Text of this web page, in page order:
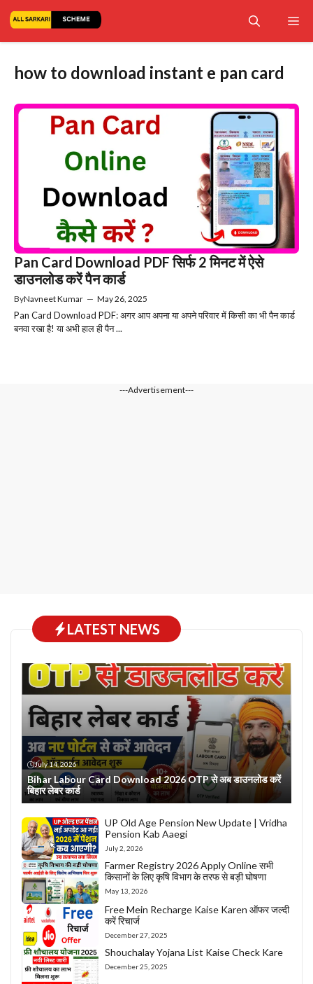
how to download instant e pan card
Pan Card Download PDF सिर्फ 2 मिनट में ऐसे
डाउनलोड करें पैन कार्ड
ByNavneet Kumar — May 26, 2025
Pan Card Download PDF: अगर आप अपना या अपने परिवार में किसी का भी पैन कार्ड
बनवा रखा है! या अभी हाल ही पैन ...
---Advertisement---
LATEST NEWS
July 14, 2026
Bihar Labour Card Download 2026 OTP से अब डाउनलोड करें
बिहार लेबर कार्ड
UP Old Age Pension New Update | Vridha
Pension Kab Aaegi
July 2, 2026
Farmer Registry 2026 Apply Online सभी
किसानों के लिए कृषि विभाग के तरफ से बड़ी घोषणा
May 13, 2026
Free Mein Recharge Kaise Karen ऑफर जल्दी
करें रिचार्ज
December 27, 2025
Shouchalay Yojana List Kaise Check Kare
December 25, 2025